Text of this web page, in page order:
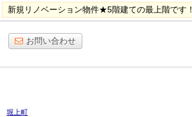
新規リノベーション物件★5階建ての最上階です！
お問い合わせ
堀上町